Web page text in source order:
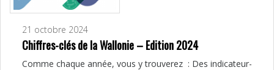
21 octobre 2024
Chiffres-clés de la Wallonie – Edition 2024
Comme chaque année, vous y trouverez : Des indicateur-